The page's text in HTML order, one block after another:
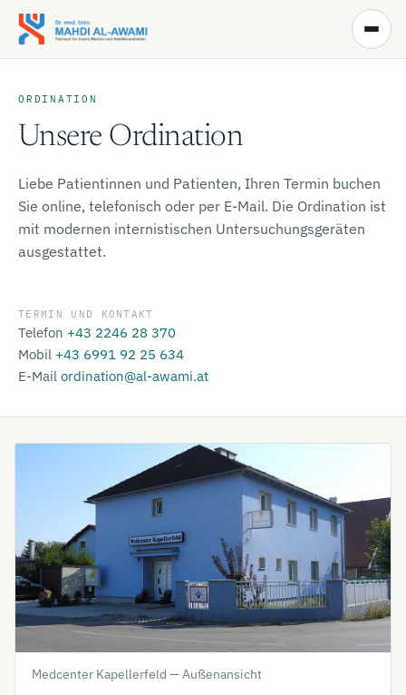
Zum Inhalt springen
ORDINATION
Unsere Ordination
Liebe Patientinnen und Patienten, Ihren Termin buchen
Sie online, telefonisch oder per E-Mail. Die Ordination ist
mit modernen internistischen Untersuchungsgeräten
ausgestattet.
TERMIN UND KONTAKT
Telefon +43 2246 28 370
Mobil +43 6991 92 25 634
E-Mail ordination@al-awami.at
Medcenter Kapellerfeld — Außenansicht